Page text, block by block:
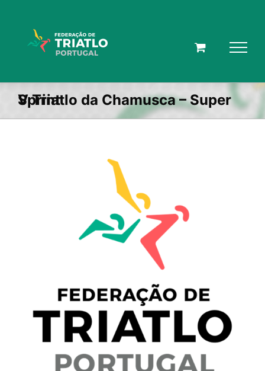
V Triatlo da Chamusca – Super Sprint